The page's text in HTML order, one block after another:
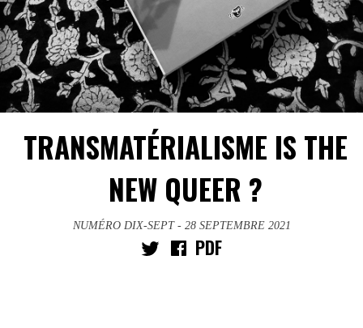
TRANSMATÉRIALISME IS THE
NEW QUEER ?
NUMÉRO DIX-SEPT - 28 SEPTEMBRE 2021
PDF